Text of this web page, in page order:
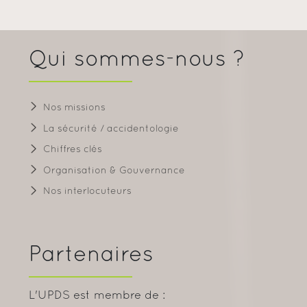
Qui sommes-nous ?
Nos missions
La sécurité / accidentologie
Chiffres clés
Organisation & Gouvernance
Nos interlocuteurs
Partenaires
L'UPDS est membre de :